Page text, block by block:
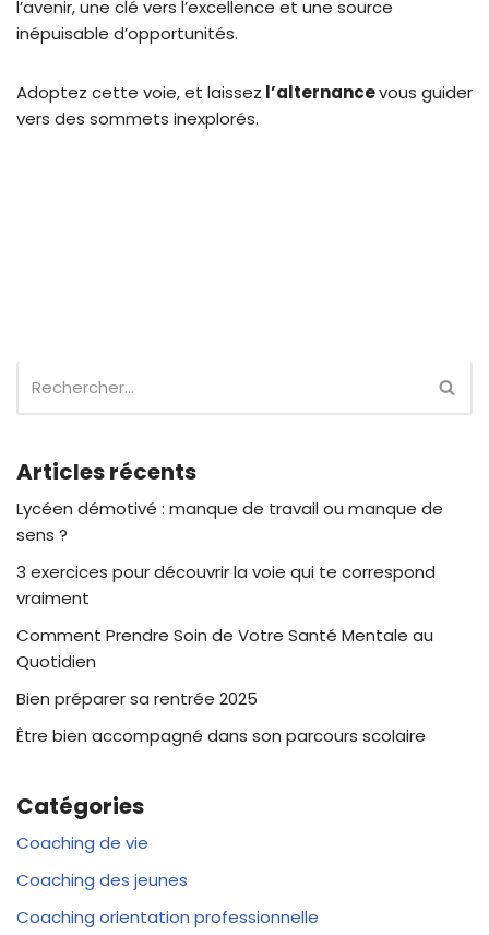
l’avenir, une clé vers l’excellence et une source
inépuisable d’opportunités.
Adoptez cette voie, et laissez l’alternancevous guider
vers des sommets inexplorés.
Articles récents
Lycéen démotivé : manque de travail ou manque de
sens ?
3 exercices pour découvrir la voie qui te correspond
vraiment
Comment Prendre Soin de Votre Santé Mentale au
Quotidien
Bien préparer sa rentrée 2025
Être bien accompagné dans son parcours scolaire
Catégories
Coaching de vie
Coaching des jeunes
Coaching orientation professionnelle